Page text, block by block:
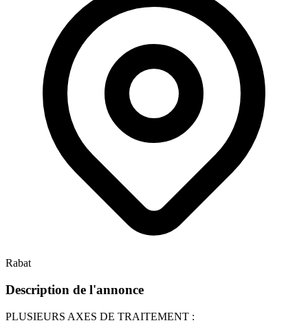
Rabat
Description de l'annonce
PLUSIEURS AXES DE TRAITEMENT :